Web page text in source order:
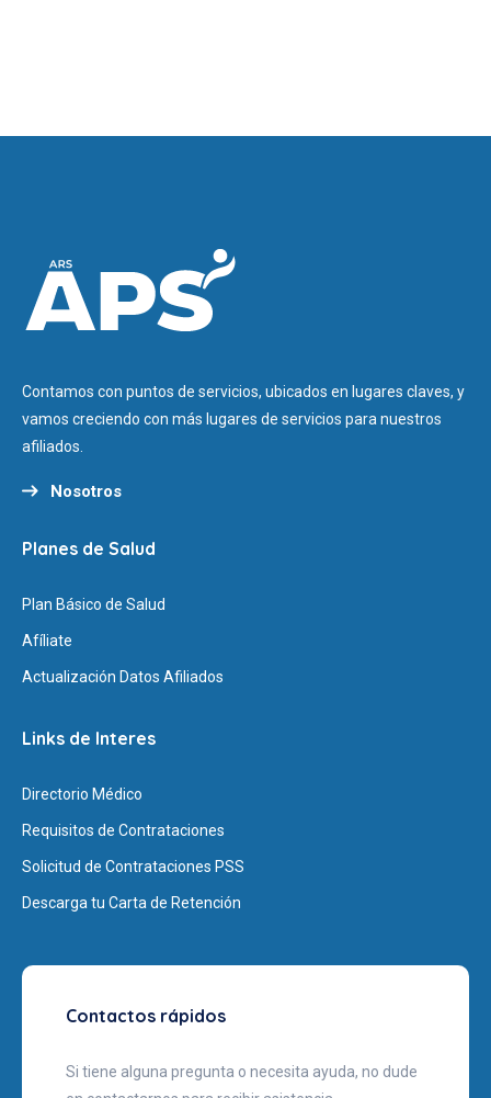
Contamos con puntos de servicios, ubicados en lugares claves, y
vamos creciendo con más lugares de servicios para nuestros
afiliados.
Nosotros
Planes de Salud
Plan Básico de Salud
Afíliate
Actualización Datos Afiliados
Links de Interes
Directorio Médico
Requisitos de Contrataciones
Solicitud de Contrataciones PSS
Descarga tu Carta de Retención
Contactos rápidos
Si tiene alguna pregunta o necesita ayuda, no dude